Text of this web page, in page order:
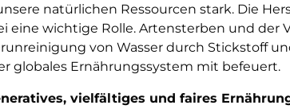
natürlichen Ressourcen stark. Die
eine wichtige Rolle. Artensterben und der
von Wasser durch Stickstoff
globales Ernährungssystem mit befeuert.
vielfältiges und faires